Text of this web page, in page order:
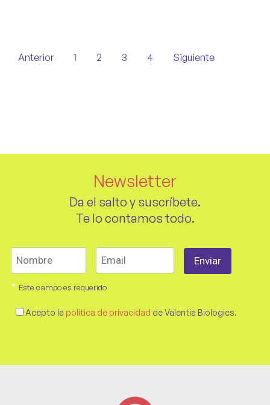
Anterior 1 2 3 4 Siguiente
Newsletter
Da el salto y suscríbete.
Te lo contamos todo.
* Este campo es requerido
Acepto la política de privacidad de Valentia Biologics.